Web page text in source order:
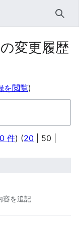
検索
変更履歴
を閲覧)
件) (20 50
容を追記